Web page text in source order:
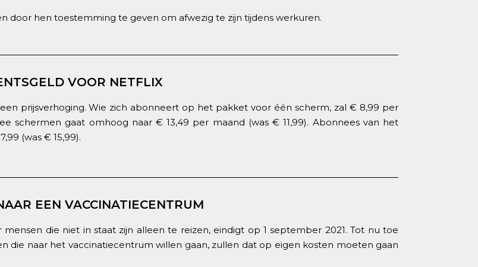
door hen toestemming te geven om afwezig te zijn tijdens werkuren.
VOOR NETFLIX
prijsverhoging. Wie zich abonneert op het pakket voor één scherm, zal € 8,99 per
schermen gaat omhoog naar € 13,49 per maand (was € 11,99). Abonnees van het
(was € 15,99).
EEN VACCINATIECENTRUM
die niet in staat zijn alleen te reizen, eindigt op 1 september 2021. Tot nu toe
die naar het vaccinatiecentrum willen gaan, zullen dat op eigen kosten moeten gaan